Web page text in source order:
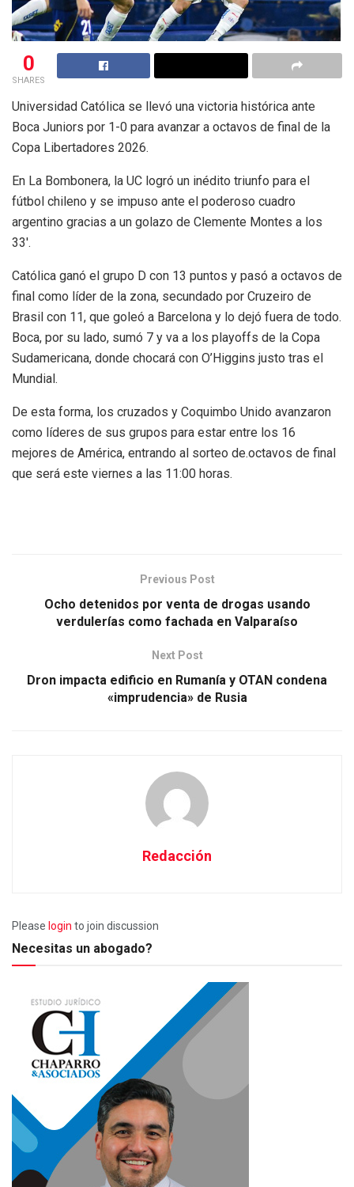
0
SHARES
Universidad Católica se llevó una victoria histórica ante
Boca Juniors por 1-0 para avanzar a octavos de final de la
Copa Libertadores 2026.
En La Bombonera, la UC logró un inédito triunfo para el
fútbol chileno y se impuso ante el poderoso cuadro
argentino gracias a un golazo de Clemente Montes a los
33′.
Católica ganó el grupo D con 13 puntos y pasó a octavos de
final como líder de la zona, secundado por Cruzeiro de
Brasil con 11, que goleó a Barcelona y lo dejó fuera de todo.
Boca, por su lado, sumó 7 y va a los playoffs de la Copa
Sudamericana, donde chocará con O’Higgins justo tras el
Mundial.
De esta forma, los cruzados y Coquimbo Unido avanzaron
como líderes de sus grupos para estar entre los 16
mejores de América, entrando al sorteo de.octavos de final
que será este viernes a las 11:00 horas.
Previous Post
Ocho detenidos por venta de drogas usando
verdulerías como fachada en Valparaíso
Next Post
Dron impacta edificio en Rumanía y OTAN condena
«imprudencia» de Rusia
Redacción
Please login to join discussion
Necesitas un abogado?